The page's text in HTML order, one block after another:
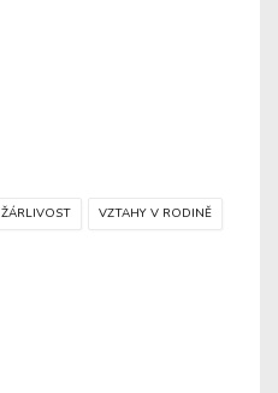
ŽÁRLIVOST VZTAHY V RODINĚ